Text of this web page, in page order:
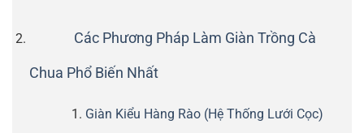
Các Phương Pháp Làm Giàn Trồng Cà
Chua Phổ Biến Nhất
Giàn Kiểu Hàng Rào (Hệ Thống Lưới Cọc)